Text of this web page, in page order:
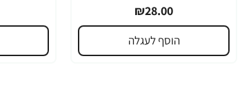
₪28.00
הוסף לעגלה